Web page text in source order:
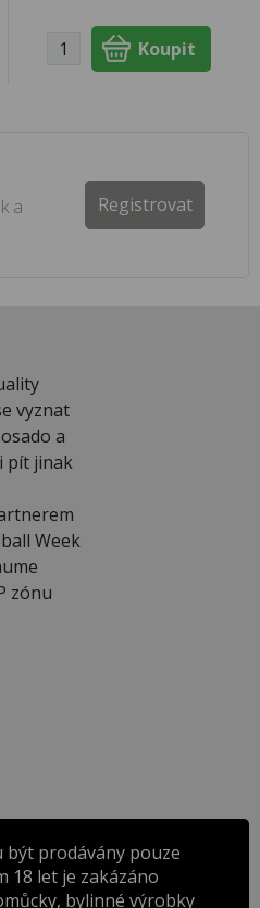
a
Registrovat
vyznat
a
pít jinak
Week
zónu
prodávány pouze
18 let je zakázáno
bylinné výrobky